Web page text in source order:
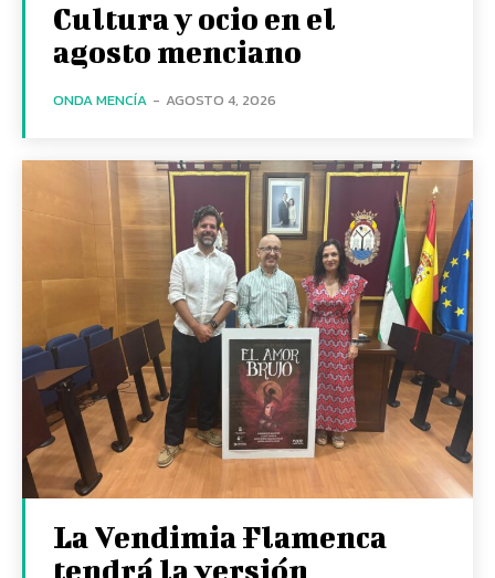
Cultura y ocio en el
agosto menciano
ONDA MENCÍA - AGOSTO 4, 2026
La Vendimia Flamenca
tendrá la versión